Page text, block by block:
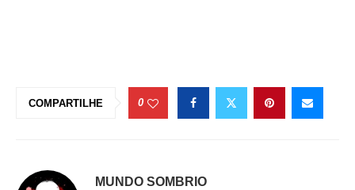
COMPARTILHE 0
MUNDO SOMBRIO